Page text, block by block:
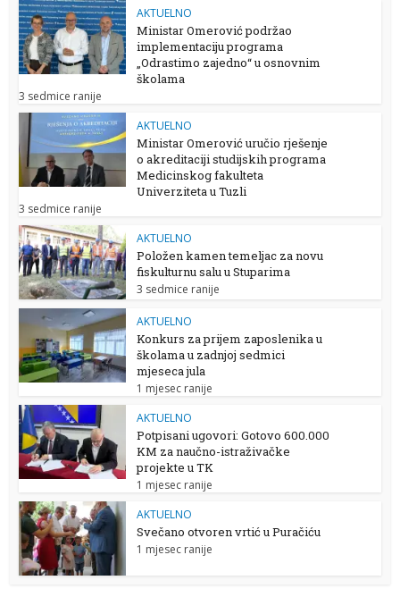
AKTUELNO
Ministar Omerović podržao
implementaciju programa
„Odrastimo zajedno“ u osnovnim
školama
3 sedmice ranije
AKTUELNO
Ministar Omerović uručio rješenje
o akreditaciji studijskih programa
Medicinskog fakulteta
Univerziteta u Tuzli
3 sedmice ranije
AKTUELNO
Položen kamen temeljac za novu
fiskulturnu salu u Stuparima
3 sedmice ranije
AKTUELNO
Konkurs za prijem zaposlenika u
školama u zadnjoj sedmici
mjeseca jula
1 mjesec ranije
AKTUELNO
Potpisani ugovori: Gotovo 600.000
KM za naučno-istraživačke
projekte u TK
1 mjesec ranije
AKTUELNO
Svečano otvoren vrtić u Puračiću
1 mjesec ranije